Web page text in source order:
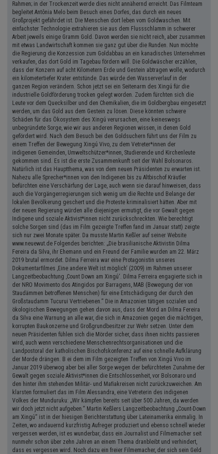
Rahmen; in der Trockenzeit werde dies nicht annähernd erreicht. Das Filmteam
begleitet Antônia Melo beim Besuch eines Dorfes, das durch ein neues
Großprojekt gefährdet ist. Die Menschen dort leben vom Goldwaschen. Mit
einfachster Technologie extrahieren sie aus dem Flussschlamm in schwerer
Arbeit jeweils einige Gramm Gold. Davon werden sie nicht reich, aber zusammen
mit etwas Landwirtschaft kommen sie ganz gut über die Runden. Nun möchte
die Regierung die Konzession zum Goldabbau an ein kanadisches Unternehmen
verkaufen, das dort Gold im Tagebau fördern will. Die Goldwäscher erzählen,
dass der Konzern auf acht Kilometern Erde und Gestein abtragen wolle, wodurch
ein kilometertiefer Krater entstünde. Das würde den Wasserverlauf in der
ganzen Region verändern. Schon jetzt sei ein Seitenarm des Xingú für die
industrielle Goldförderung trocken gelegt worden. Zudem fürchten sich die
Leute vor dem Quecksilber und den Chemikalien, die im Goldbergbau eingesetzt
werden, um das Gold aus dem Gestein zu lösen. Diese könnten schwere
Schäden für das Ökosystem des Xingú verursachen, eine keineswegs
unbegründete Sorge, wie wir aus anderen Regionen wissen, in denen Gold
gefördert wird. Nach dem Besuch bei den Goldsuchern führt uns der Film zu
einem Treffen der Bewegung Xingú Vivo, zu dem Vetreter*innen der
indigenen Gemeinden, Umweltschützer*innen, Studierende und Kirchenleute
gekommen sind. Es ist die erste Zusammenkunft seit der Wahl Bolsonaros.
Natürlich ist das Hauptthema, was von dem neuen Präsidenten zu erwarten ist.
Nahezu alle Sprecher*innen von den Indigenen bis zu Altbischof Kräutler
befürchten eine Verschärfung der Lage, auch wenn sie darauf hinweisen, dass
auch die Vorgängerregierungen sich wenig um die Rechte und Belange der
lokalen Bevölkerung geschert und die Proteste kriminalisiert hätten. Aber mit
der neuen Regierung würden alle diejenigen ermutigt, die vor Gewalt gegen
Indigene und soziale Aktivist*innen nicht zurückschreckten. Wie berechtigt
solche Sorgen sind (das im Film gezeigte Treffen fand im Januar statt) zeigte
sich nur zwei Monate später. Da musste Martin Keßler auf seiner Website
www.neuewut.de Folgendes berichten: „Die brasilianische Aktivistin Dilma
Fereira da Silva, ihr Ehemann und ein Freund der Familie wurden am 22. März
2019 brutal ermordet. Dilma Ferreira war eine Protagonistin unseres
Dokumentarﬁlmes ‚Eine andere Welt ist möglich‘ (2009) im Rahmen unserer
Langzeitbeobachtung ‚Count Down am Xingú‘. Dilma Ferreira engagierte sich in
der NRO Movimento dos Atingidos por Barragens, MAB (Bewegung der von
Staudämmen betroffenen Menschen) für eine Entschädigung der durch den
Großstaudamm Tucurui Vertriebenen.“ Die in Amazonien tätigen sozialen und
ökologischen Bewegungen gehen davon aus, dass der Mord an Dilma Fereira
da Silva eine Warnung an alle war, die sich in Amazonien gegen die mächtigen,
korrupten Baukonzerne und Großgrundbesitzer zur Wehr setzen. Unter dem
neuen Präsidenten fühlen sich die Mörder sicher, dass ihnen nichts passieren
wird, auch wenn verschiedene Menschenrechtsorganisationen und die
Landpostoral der katholischen Bischofskonferenz auf eine schnelle Aufklärung
der Morde drängen. B ei dem im Film gezeigten Treffen von Xingú Vivo im
Januar 2019 überwog aber bei aller Sorge wegen der befürchteten Zunahme der
Gewalt gegen soziale Aktivist*innen die Entschlossenheit, vor Bolsonaro und
den hinter ihm stehenden Militär- und Maﬁakreisen nicht zurückzuweichen. Am
klarsten formuliert das im Film Alessandra, eine Vetreterin des indigenen
Volkes der Munduruku: „Wir kämpfen bereits seit über 500 Jahren, da werden
wir doch jetzt nicht aufgeben.“ Martin Keßlers Langzeitbeobachtung „Count-Down
am Xingú“ ist in der hiesigen Berichterstattung über Lateinamerika einmalig. In
Zeiten, wo andauernd kurzfristig Aufreger produziert und ebenso schnell wieder
vergessen werden, ist es wunderbar, dass ein Journalist und Filmemacher seit
nunmehr schon über zehn Jahren an einem Thema dranbleibt und verhindert,
dass es vergessen wird. Noch dazu ein freier Filmemacher, der sich sein Geld